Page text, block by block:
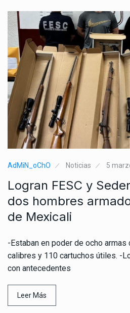
AdMiN_oChO Noticias 5
Logran FESC y
dos hombres
de Mexicali
-Estaban en poder de ocho
calibres y 110 cartuchos útiles. -
con antecedentes
Leer Más